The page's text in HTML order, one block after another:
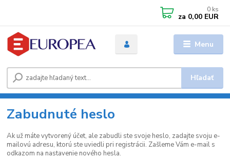
Menu
Hľadať
0 ks
za 0,00 EUR
Zabudnuté heslo
Ak už máte vytvorený účet, ale zabudli ste svoje heslo, zadajte svoju e-
mailovú adresu, ktorú ste uviedli pri registrácii. Zašleme Vám e-mail s
odkazom na nastavenie nového hesla.